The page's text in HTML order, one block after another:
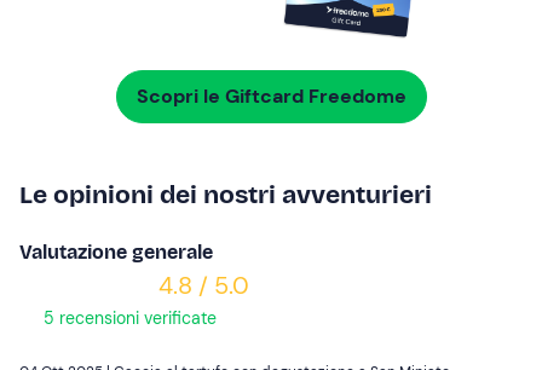
Scopri le Giftcard Freedome
Le opinioni dei nostri avventurieri
Valutazione generale
4.8 / 5.0
5 recensioni verificate